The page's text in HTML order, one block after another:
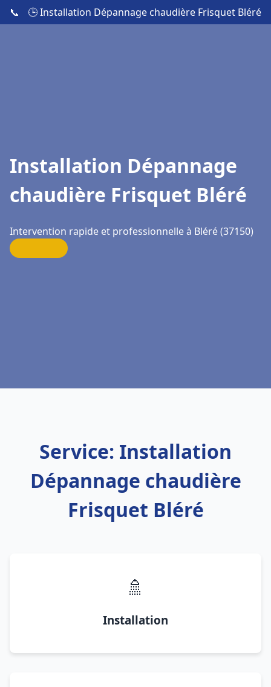
📞 🕒 Installation Dépannage chaudière Frisquet Bléré
Installation Dépannage
chaudière Frisquet Bléré
Intervention rapide et professionnelle à Bléré (37150)
Service: Installation
Dépannage chaudière
Frisquet Bléré
🚿
Installation